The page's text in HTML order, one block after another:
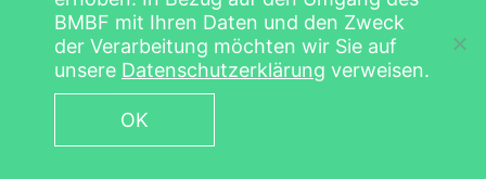
Solchermaßen erarbeitete Prognosen und Lösungsvorschläge
können wertvolle Impulse für die Entscheidungsfindung und -
vorbereitung sein, um die Weichen sowohl auf politischer als auch
auf wirtschaftlicher bzw. industrieller Ebene frühzeitig zu stellen.
Jahren angelegt. Danach erfolgt eine Evaluation, die über die
Weiterführung entscheidet.Weitere Informationen
BMBF mit Ihren Daten und den Zweck
der Verarbeitung möchten wir Sie auf
unsere Datenschutzerklärung verweisen.
OK